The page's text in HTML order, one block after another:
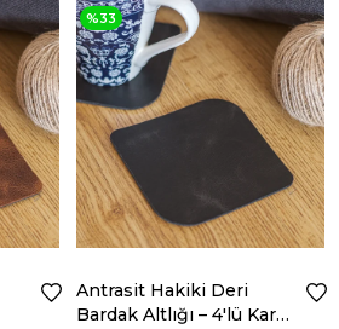
Antrasit Hakiki Deri
Bardak Altlığı – 4'lü Kare
%33